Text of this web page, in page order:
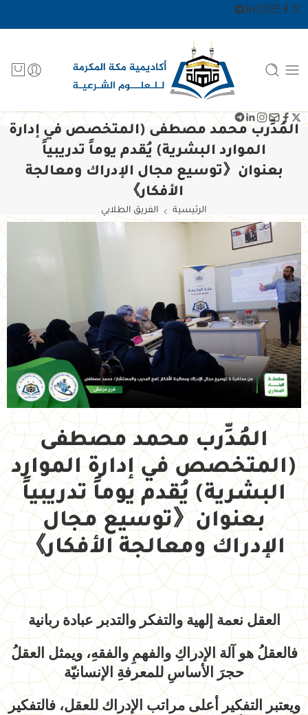
المُدِّرب محمد مصطفى (المتخصص في إدارة
الموارد البشرية) يُقدم يوماً تدريبياً
بعنوان《توسيع مجال الإدراك ومعالجة
الأفكار》
الرئيسية الفريق الطلابي
المُدِّرب محمد مصطفى
(المتخصص في إدارة الموارد
البشرية) يُقدم يوماً تدريبياً
بعنوان《توسيع مجال
الإدراك ومعالجة الأفكار》
العقل نعمة إلهية والتفكر والتدبر عبادة ربانية
فالعقلُ هو آلة الإدراكِ والفهمِ والفقهِ، ويمثل العقلُ
حجرَ الأساسِ للمعرفةِ الإنسانيّة
ويعتبر التفكير أعلى مراتب الإدراك للعقل، فالتفكير